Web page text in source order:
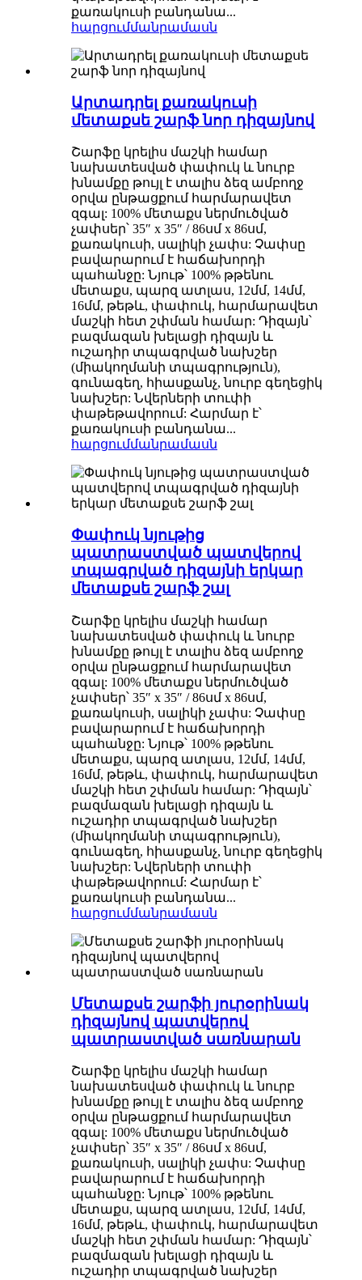
քառակուսի բանդանա...
հարցումմանրամասն
Արտադրել քառակուսի
մետաքսե շարֆ նոր դիզայնով
Շարֆը կրելիս մաշկի համար
նախատեսված փափուկ և նուրբ
խնամքը թույլ է տալիս ձեզ ամբողջ
օրվա ընթացքում հարմարավետ
զգալ: 100% մետաքս ներմուծված
չափսեր՝ 35″ x 35″ / 86սմ x 86սմ,
քառակուսի, սալիկի չափս: Չափսը
բավարարում է հաճախորդի
պահանջը: Նյութ՝ 100% թթենու
մետաքս, պարզ ատլաս, 12մմ, 14մմ,
16մմ, թեթև, փափուկ, հարմարավետ
մաշկի հետ շփման համար: Դիզայն՝
բազմազան խելացի դիզայն և
ուշադիր տպագրված նախշեր
(միակողմանի տպագրություն),
գունագեղ, հիասքանչ, նուրբ գեղեցիկ
նախշեր: Նվերների տուփի
փաթեթավորում: Հարմար է՝
քառակուսի բանդանա...
հարցումմանրամասն
Փափուկ նյութից
պատրաստված պատվերով
տպագրված դիզայնի երկար
մետաքսե շարֆ շալ
Շարֆը կրելիս մաշկի համար
նախատեսված փափուկ և նուրբ
խնամքը թույլ է տալիս ձեզ ամբողջ
օրվա ընթացքում հարմարավետ
զգալ: 100% մետաքս ներմուծված
չափսեր՝ 35″ x 35″ / 86սմ x 86սմ,
քառակուսի, սալիկի չափս: Չափսը
բավարարում է հաճախորդի
պահանջը: Նյութ՝ 100% թթենու
մետաքս, պարզ ատլաս, 12մմ, 14մմ,
16մմ, թեթև, փափուկ, հարմարավետ
մաշկի հետ շփման համար: Դիզայն՝
բազմազան խելացի դիզայն և
ուշադիր տպագրված նախշեր
(միակողմանի տպագրություն),
գունագեղ, հիասքանչ, նուրբ գեղեցիկ
նախշեր: Նվերների տուփի
փաթեթավորում: Հարմար է՝
քառակուսի բանդանա...
հարցումմանրամասն
Մետաքսե շարֆի յուրօրինակ
դիզայնով պատվերով
պատրաստված սառնարան
Շարֆը կրելիս մաշկի համար
նախատեսված փափուկ և նուրբ
խնամքը թույլ է տալիս ձեզ ամբողջ
օրվա ընթացքում հարմարավետ
զգալ: 100% մետաքս ներմուծված
չափսեր՝ 35″ x 35″ / 86սմ x 86սմ,
քառակուսի, սալիկի չափս: Չափսը
բավարարում է հաճախորդի
պահանջը: Նյութ՝ 100% թթենու
մետաքս, պարզ ատլաս, 12մմ, 14մմ,
16մմ, թեթև, փափուկ, հարմարավետ
մաշկի հետ շփման համար: Դիզայն՝
բազմազան խելացի դիզայն և
ուշադիր տպագրված նախշեր